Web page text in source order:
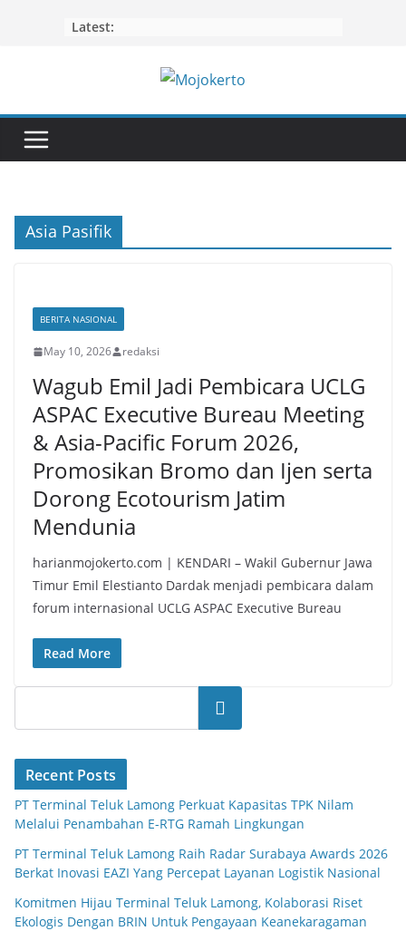
Latest:
Asia Pasifik
BERITA NASIONAL
May 10, 2026 redaksi
Wagub Emil Jadi Pembicara UCLG
ASPAC Executive Bureau Meeting
& Asia-Pacific Forum 2026,
Promosikan Bromo dan Ijen serta
Dorong Ecotourism Jatim
Mendunia
harianmojokerto.com | KENDARI – Wakil Gubernur Jawa
Timur Emil Elestianto Dardak menjadi pembicara dalam
forum internasional UCLG ASPAC Executive Bureau
Read More
Search
Recent Posts
PT Terminal Teluk Lamong Perkuat Kapasitas TPK Nilam
Melalui Penambahan E-RTG Ramah Lingkungan
PT Terminal Teluk Lamong Raih Radar Surabaya Awards 2026
Berkat Inovasi EAZI Yang Percepat Layanan Logistik Nasional
Komitmen Hijau Terminal Teluk Lamong, Kolaborasi Riset
Ekologis Dengan BRIN Untuk Pengayaan Keanekaragaman